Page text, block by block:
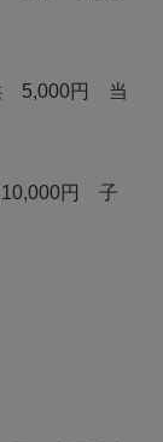
5,000円 当
円 子